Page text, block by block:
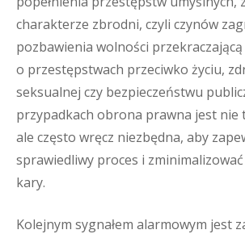
charakterze zbrodni, czyli czynów
pozbawienia wolności
o przestępstwach przeciwko życiu,
seksualnej czy bezpieczeństwu
przypadkach obrona prawna jest nie
ale często wręcz niezbędna, aby
sprawiedliwy proces i
kary.
Kolejnym sygnałem alarmowym jest